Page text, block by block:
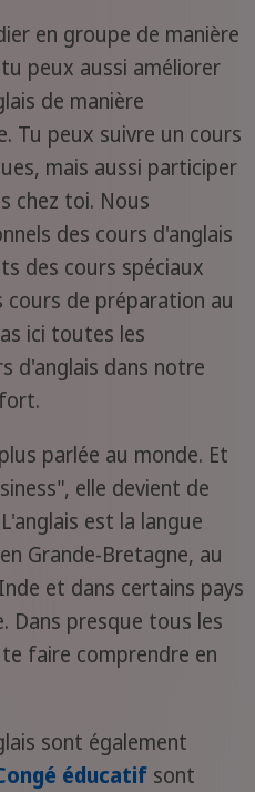
en groupe de manière
peux aussi améliorer
de manière
Tu peux suivre un cours
mais aussi participer
chez toi. Nous
des cours d'anglais
des cours spéciaux
cours de préparation au
ici toutes les
d'anglais dans notre
parlée au monde. Et
elle devient de
est la langue
Grande-Bretagne, au
et dans certains pays
Dans presque tous les
faire comprendre en
sont également
éducatifsont